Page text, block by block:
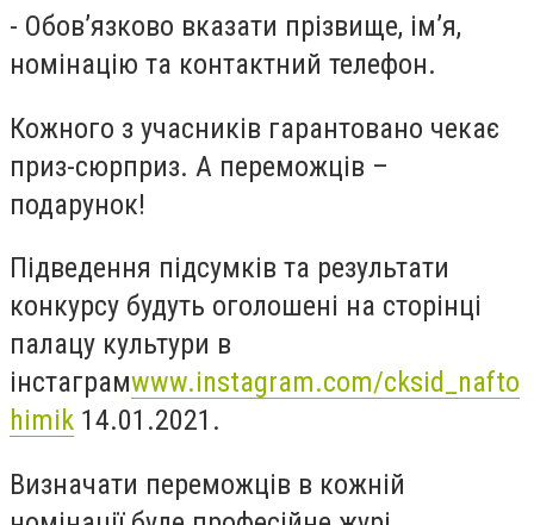
- Обов’язково вказати прізвище, ім’я,
номінацію та контактний телефон.
Кожного з учасників гарантовано чекає
приз-сюрприз. А переможців –
подарунок!
Підведення підсумків та результати
конкурсу будуть оголошені на сторінці
палацу культури в
інстаграмwww.instagram.com/cksid_nafto
himik 14.01.2021.
Визначати переможців в кожній